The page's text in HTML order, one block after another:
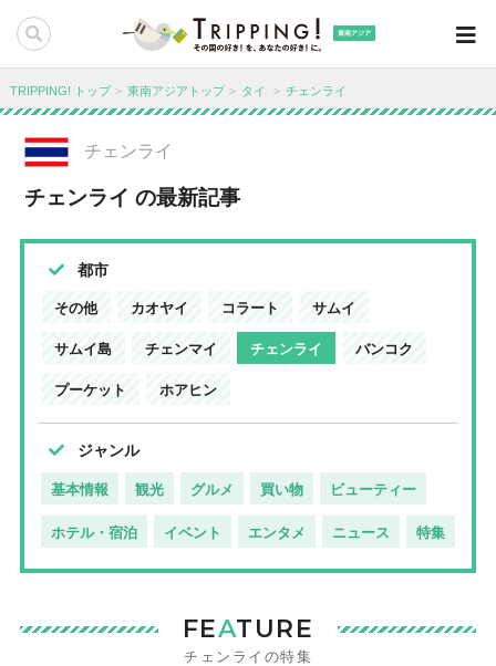
東南アジア
TRIPPING! トップ 東南アジアトップ タイ チェンライ
チェンライ
チェンライ の最新記事
都市
その他 カオヤイ コラート サムイ
サムイ島 チェンマイ チェンライ バンコク
プーケット ホアヒン
ジャンル
基本情報 観光 グルメ 買い物 ビューティー
ホテル・宿泊 イベント エンタメ ニュース 特集
FEATURE
チェンライの特集